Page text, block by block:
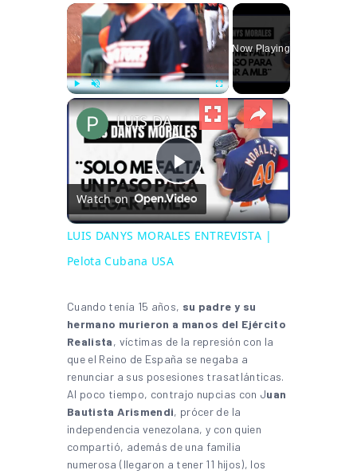
×
Play Unmute Fullscreen
Now Playing
×
Play Video
LUIS DANYS MORALES ENTREVISTA | Pelota Cubana USA
Watch on
LUIS DANYS MORALES ENTREVISTA |
Pelota Cubana USA
Cuando tenía 15 años, su padre y su
hermano murieron a manos del Ejército
Realista, víctimas de la represión con la
que el Reino de España se negaba a
renunciar a sus posesiones trasatlánticas.
Al poco tiempo, contrajo nupcias con Juan
Bautista Arismendi, prócer de la
independencia venezolana, y con quien
compartió, además de una familia
numerosa (llegaron a tener 11 hijos), los